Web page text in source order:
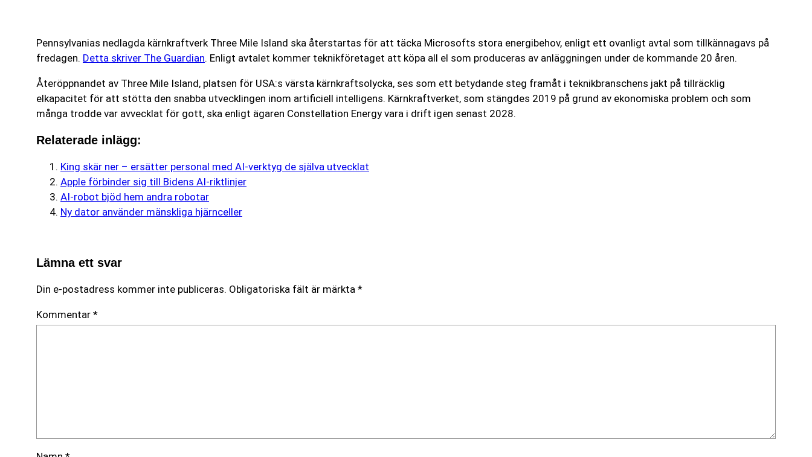
Pennsylvanias nedlagda kärnkraftverk Three Mile Island ska återstartas för att täcka Microsofts stora energibehov, enligt ett ovanligt avtal som tillkännagavs på
fredagen. Detta skriver The Guardian. Enligt avtalet kommer teknikföretaget att köpa all el som produceras av anläggningen under de kommande 20 åren.
Återöppnandet av Three Mile Island, platsen för USA:s värsta kärnkraftsolycka, ses som ett betydande steg framåt i teknikbranschens jakt på tillräcklig
elkapacitet för att stötta den snabba utvecklingen inom artificiell intelligens. Kärnkraftverket, som stängdes 2019 på grund av ekonomiska problem och som
många trodde var avvecklat för gott, ska enligt ägaren Constellation Energy vara i drift igen senast 2028.
Relaterade inlägg:
King skär ner – ersätter personal med AI‑verktyg de själva utvecklat
Apple förbinder sig till Bidens AI-riktlinjer
AI-robot bjöd hem andra robotar
Ny dator använder mänskliga hjärnceller
Lämna ett svar
Din e-postadress kommer inte publiceras. Obligatoriska fält är märkta *
Kommentar *